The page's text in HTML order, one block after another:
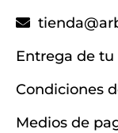
Entrega de
Condiciones
Medios de